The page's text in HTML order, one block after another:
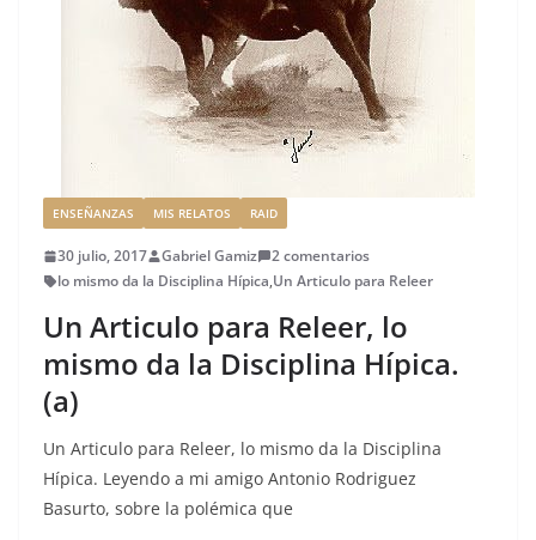
ENSEÑANZAS MIS RELATOS RAID
30 julio, 2017 Gabriel Gamiz
2 comentarios
lo mismo da la Disciplina Hípica,Un Articulo para Releer
Un Articulo para Releer, lo
mismo da la Disciplina Hípica.
(a)
Un Articulo para Releer, lo mismo da la Disciplina
Hípica. Leyendo a mi amigo Antonio Rodriguez
Basurto, sobre la polémica que